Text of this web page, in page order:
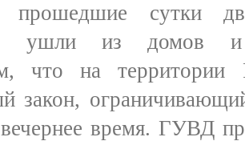
прошедшие сутки
ушли из домов и
что на территории
закон,
время. ГУВД